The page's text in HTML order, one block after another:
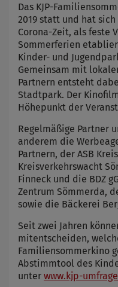
Das KJP-
2019 statt und hat
Corona-Zeit, als feste
Sommerferien
Kinder- und
Gemeinsam mit
Partnern entsteht
Stadtpark. Der
Höhepunkt der
Regelmäßige Partner
anderem die
Partnern, der ASB
Kreisverkehrswacht
Finneck und die BDZ
Zentrum Sömmerda,
sowie die Bäckerei
Seit zwei Jahren
mitentscheiden,
Familiensommerkino
Abstimmtool des
unter www.kjp-